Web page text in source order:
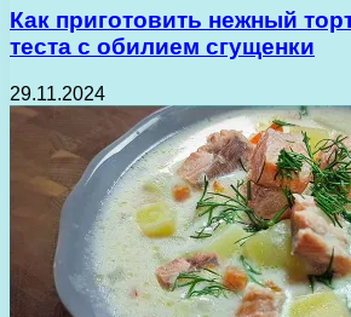
Как приготовить нежный
теста с обилием сгущенки
29.11.2024